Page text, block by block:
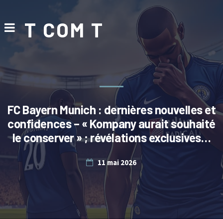
T COM T
FC Bayern Munich : dernières nouvelles et
confidences – « Kompany aurait souhaité
le conserver » ; révélations exclusives…
11 mai 2026